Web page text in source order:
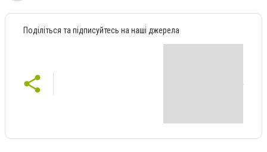
Поділіться та підписуйтесь на наші джерела